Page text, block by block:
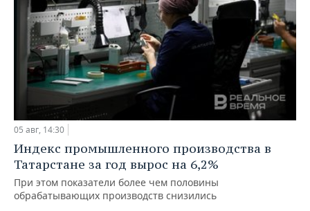
05 авг, 14:30
Индекс промышленного производства в
Татарстане за год вырос на 6,2%
При этом показатели более чем половины
обрабатывающих производств снизились